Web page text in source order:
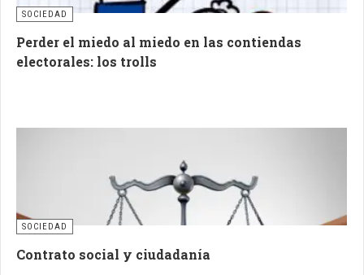
SOCIEDAD
Perder el miedo al miedo en las contiendas
electorales: los trolls
SOCIEDAD
Contrato social y ciudadanía